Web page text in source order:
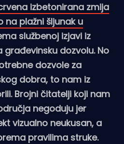
izbetonirana zmija
plažni šljunak u
službenoj izjavi iz
građevinsku dozvolu. No
dozvole za
dobra, to nam iz
Brojni čitatelji koji nam
negoduju jer
vizualno neukusan, a
pravilima struke.